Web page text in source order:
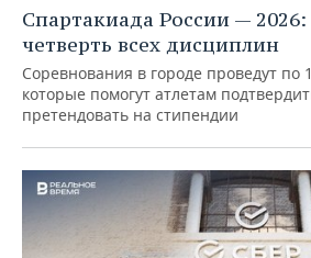
Спартакиада России —
четверть всех дисциплин
Соревнования в городе проведут по
которые помогут атлетам
претендовать на стипендии